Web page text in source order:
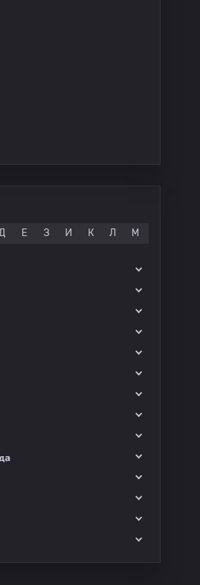
Е З И К Л М